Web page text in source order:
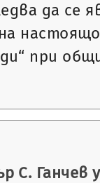
да се
при
С. Ганчев